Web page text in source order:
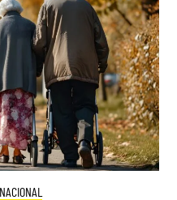
NACIONAL